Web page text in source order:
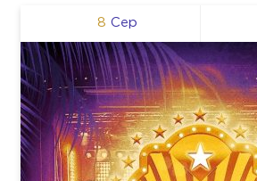
Сер
8